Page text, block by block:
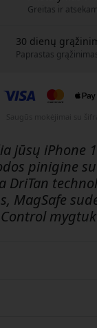
Greitas ir
30 dienų
Paprastas
jūsų iPhone
pinigine
DriTan
MagSafe